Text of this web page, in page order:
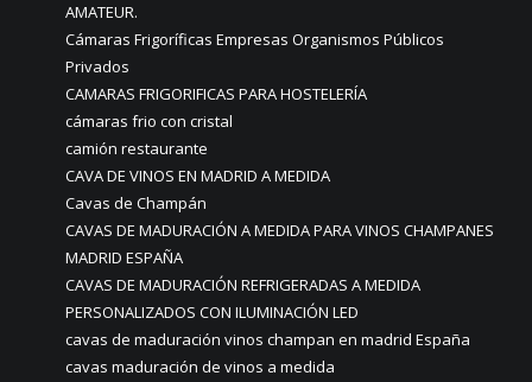
AMATEUR.
Cámaras Frigoríficas Empresas Organismos Públicos
Privados
CAMARAS FRIGORIFICAS PARA HOSTELERÍA
cámaras frio con cristal
camión restaurante
CAVA DE VINOS EN MADRID A MEDIDA
Cavas de Champán
CAVAS DE MADURACIÓN A MEDIDA PARA VINOS CHAMPANES
MADRID ESPAÑA
CAVAS DE MADURACIÓN REFRIGERADAS A MEDIDA
PERSONALIZADOS CON ILUMINACIÓN LED
cavas de maduración vinos champan en madrid España
cavas maduración de vinos a medida